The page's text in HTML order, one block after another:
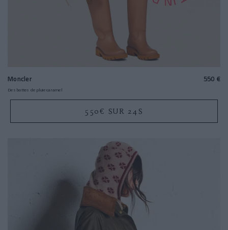
Moncler 550 €
Des bottes de pluie caramel
550€ SUR 24S